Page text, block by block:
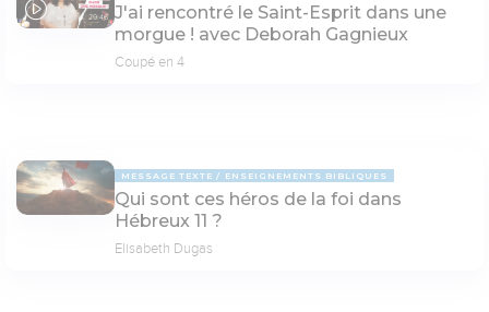
29:46
J'ai rencontré le Saint-Esprit dans une
morgue ! avec Deborah Gagnieux
Coupé en 4
MESSAGE TEXTE ENSEIGNEMENTS BIBLIQUES
Qui sont ces héros de la foi dans
Hébreux 11 ?
Elisabeth Dugas